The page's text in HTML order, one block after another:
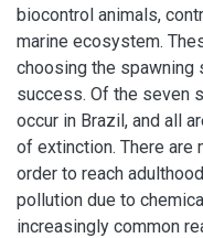
biocontrol animals,
marine ecosystem.
choosing the spawning
success. Of the seven
occur in Brazil, and all
of extinction. There are
order to reach
pollution due to
increasingly common